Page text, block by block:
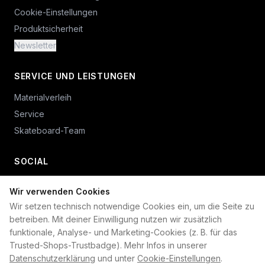
Wir verwenden Cookies
Wir setzen technisch notwendige Cookies ein, um die Seite zu
betreiben. Mit deiner Einwilligung nutzen wir zusätzlich
funktionale, Analyse- und Marketing-Cookies (z. B. für das
Trusted-Shops-Trustbadge). Mehr Infos in unserer
Datenschutzerklärung und unter Cookie-Einstellungen.
Cookie-Einstellungen
Produktsicherheit
Newsletter
SERVICE UND LEISTUNGEN
Materialverleih
Service
Skateboard-Team
SOCIAL
+49 234 687 00 38
shop@plan-b-funsport.de
Sichere Zahlung mit: